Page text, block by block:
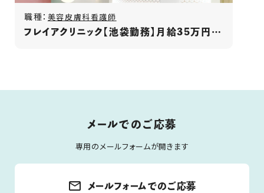
職種： 美容皮膚科看護師
フレイアクリニック【池袋勤務】月給35万円～/週休2日制/昇給･賞与あり/ノルマなし/ネイルOK
メールでのご応募
専用のメールフォームが開きます
mail_outline メールフォームでのご応募